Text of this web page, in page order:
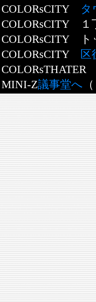
COLORsCITY
タ
COLORsCITY １
COLORsCITY ト
COLORsCITY
区
COLORsTHATER
MINI-Z議事堂へ